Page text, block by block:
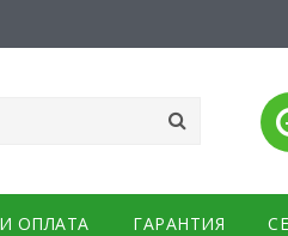
ОПЛАТА ГАРАНТИЯ